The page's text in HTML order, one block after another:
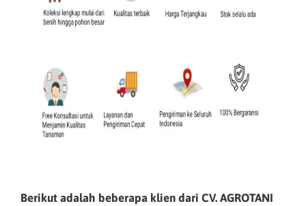
Berikut adalah beberapa klien dari CV. AGROTANI